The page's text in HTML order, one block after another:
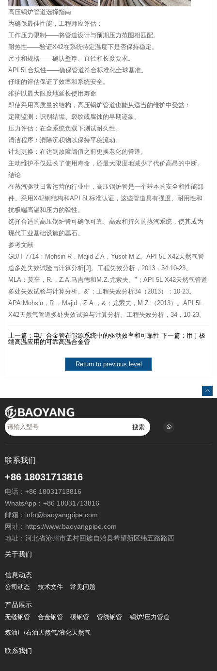
高压锅炉管道选择指南
为确保最佳性能，工程师应评估：
工作压力限制——将管道设计与预期压力范围相匹配。
耐热性——验证X42在系统特定温度下是否保持稳定。
尺寸和规格——确认壁厚、直径和长度要求。
API 5L合规性——确保管道符合标准化全球基准。
仔细的评估保证了效率和系统安全。
维护以最大限度地延长使用寿命
即使采用高质量的结构，高压锅炉管道也能从适当的维护中受益：
定期监测：识别结垢、裂纹或腐蚀的早期迹象。
压力评估：在全系统负载下测试耐久性。
清洁程序：清除沉积物以保持平稳流动。
计划更换：在达到故障阈值之前更换老化的管道。
主动维护不仅延长了使用寿命，还最大限度地减少了代价高昂的中断。
结论
在蒸汽驱动日常运营的行业中，高压锅炉管是一个基本的安全和性能部
件。采用X42钢结构和API 5L标准认证，这些管道具有强度、耐用性和
抗极端高温和压力的弹性。
选择合适的高压锅炉管可确保可靠、高效和持久的蒸汽系统，使其成为
现代工业基础设施的基石。
参考文献
GB/T 7714：Mohsin R，Majid Z A，Yusof M Z。API 5L X42天然气管
道多处失效试验与计算分析[J]。工程失效分析，2013，34:10-23。
MLA：莫辛，R.，Z.A.马吉德和M.Z.尤索夫。"；API 5L X42天然气管道
多处失效试验与计算分析。&“；工程失效分析34（2013）：10-23。
APA:Mohsin，R.，Majid，Z.A.，&；尤索夫，M.Z.（2013）。API 5L
X42天然气管道多处失效试验与计算分析。工程失效分析，34，10-23。
上一篇： 电厂合金管在能源系统中的驱动效率和可靠性 下一篇： 用于极
端高温应用的可靠高温合金管
Return to previous level
搜索
联系我们
+86 18031713816
电话： +86 18031713816
WhatsApp： +86 18031713816
邮箱： info@baoyangpipe.com
网址：https://www.baoyangpipe.com
地址：河北省沧州市孟村回族自治县希望新区纬五路路西
关于我们
信息动态
公司动态 技术文件 常见问题
产品展示
无缝钢管 合金钢管 碳钢管 管线钢管 锅炉/压力管道
炼油厂/石油天然气/液化天然气
联系我们